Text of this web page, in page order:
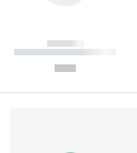
------------
----------- ----------- ----------